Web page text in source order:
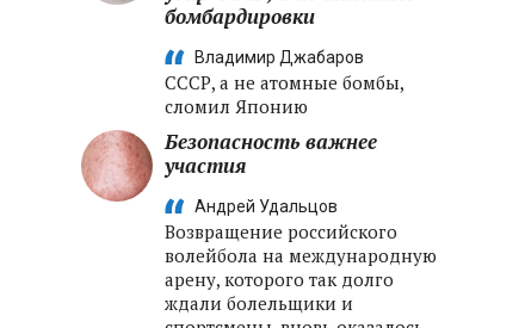
бомбардировки
Владимир Джабаров
СССР, а не атомные бомбы,
сломил Японию
Безопасность важнее
участия
Андрей Удальцов
Возвращение российского
волейбола на международную
арену, которого так долго
ждали болельщики и